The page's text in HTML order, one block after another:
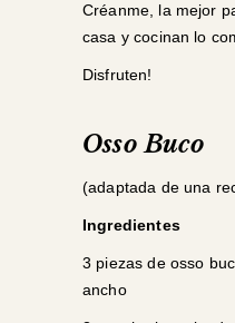
Créanme, la mejor
casa y cocinan lo
Disfruten!
Osso Buco
(adaptada de una
Ingredientes
3 piezas de osso
ancho